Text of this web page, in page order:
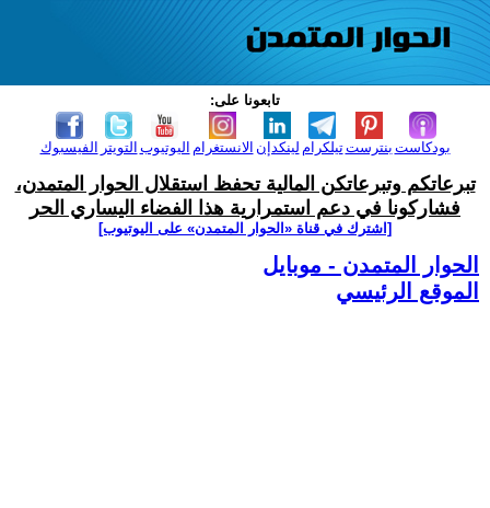
تابعونا على:
الفيسبوك التويتر اليوتيوب الانستغرام لينكدإن تيلكرامبنترست بودكاست
تبرعاتكم وتبرعاتكن المالية تحفظ استقلال الحوار المتمدن،
فشاركونا في دعم استمرارية هذا الفضاء اليساري الحر
[اشترك في قناة ‫«الحوار المتمدن» على اليوتيوب]
الحوار المتمدن - موبايل
الموقع الرئيسي